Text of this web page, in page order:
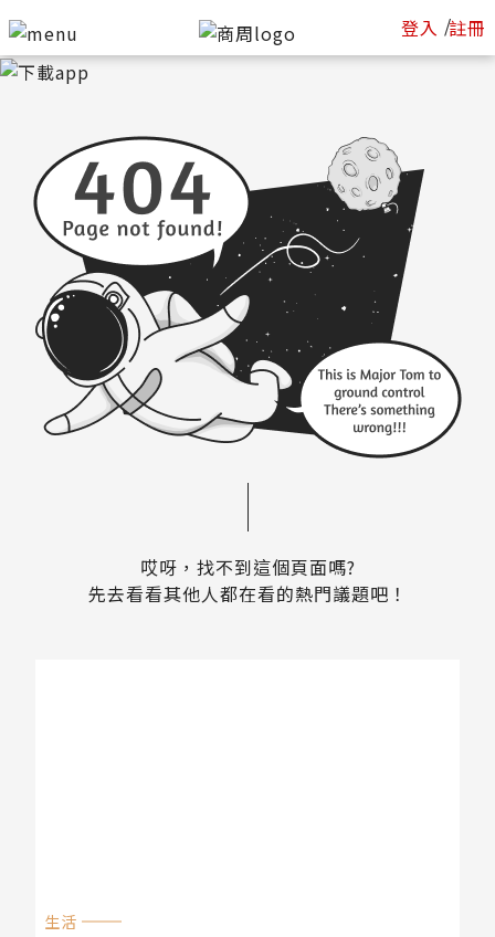
登入 /註冊
哎呀，找不到這個頁面嗎?
先去看看其他人都在看的熱門議題吧！
生活